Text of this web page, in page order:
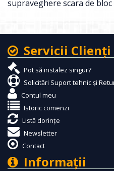
supraveghere scara de bloc
Servicii Clienţi
Pot să instalez singur?
Solicitări Suport tehnic și
Contul meu
Istoric comenzi
Listă dorințe
Newsletter
Contact
Informaţii